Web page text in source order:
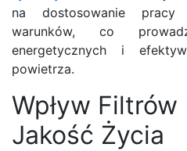
na dostosowanie
warunków, co
energetycznych i
powietrza.
Wpływ
Jakość Życia